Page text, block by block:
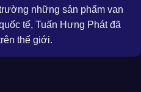
những sản phẩm van
tế, Tuấn Hưng Phát đã
thế giới.